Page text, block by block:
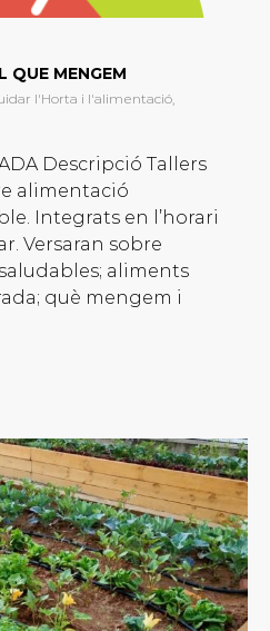
QUE MENGEM
l'Horta i l'alimentació,
Descripció Tallers
alimentació
Integrats en l’horari
Versaran sobre
aliments
què mengem i